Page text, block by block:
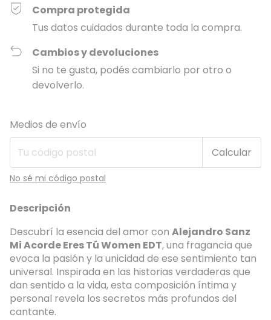
Compra protegida
Tus datos cuidados durante toda la compra.
Cambios y devoluciones
Si no te gusta, podés cambiarlo por otro o
devolverlo.
Entregas para el CP:
Medios de envío
Calcular
No sé mi código postal
Descripción
Descubrí la esencia del amor con Alejandro Sanz
Mi Acorde Eres Tú Women EDT, una fragancia que
evoca la pasión y la unicidad de ese sentimiento tan
universal. Inspirada en las historias verdaderas que
dan sentido a la vida, esta composición íntima y
personal revela los secretos más profundos del
cantante.